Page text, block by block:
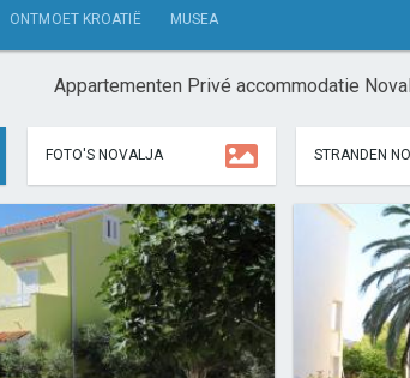
ONTMOET KROATIË MUSEA
Appartementen Privé accommodatie
FOTO'S NOVALJA STRANDEN